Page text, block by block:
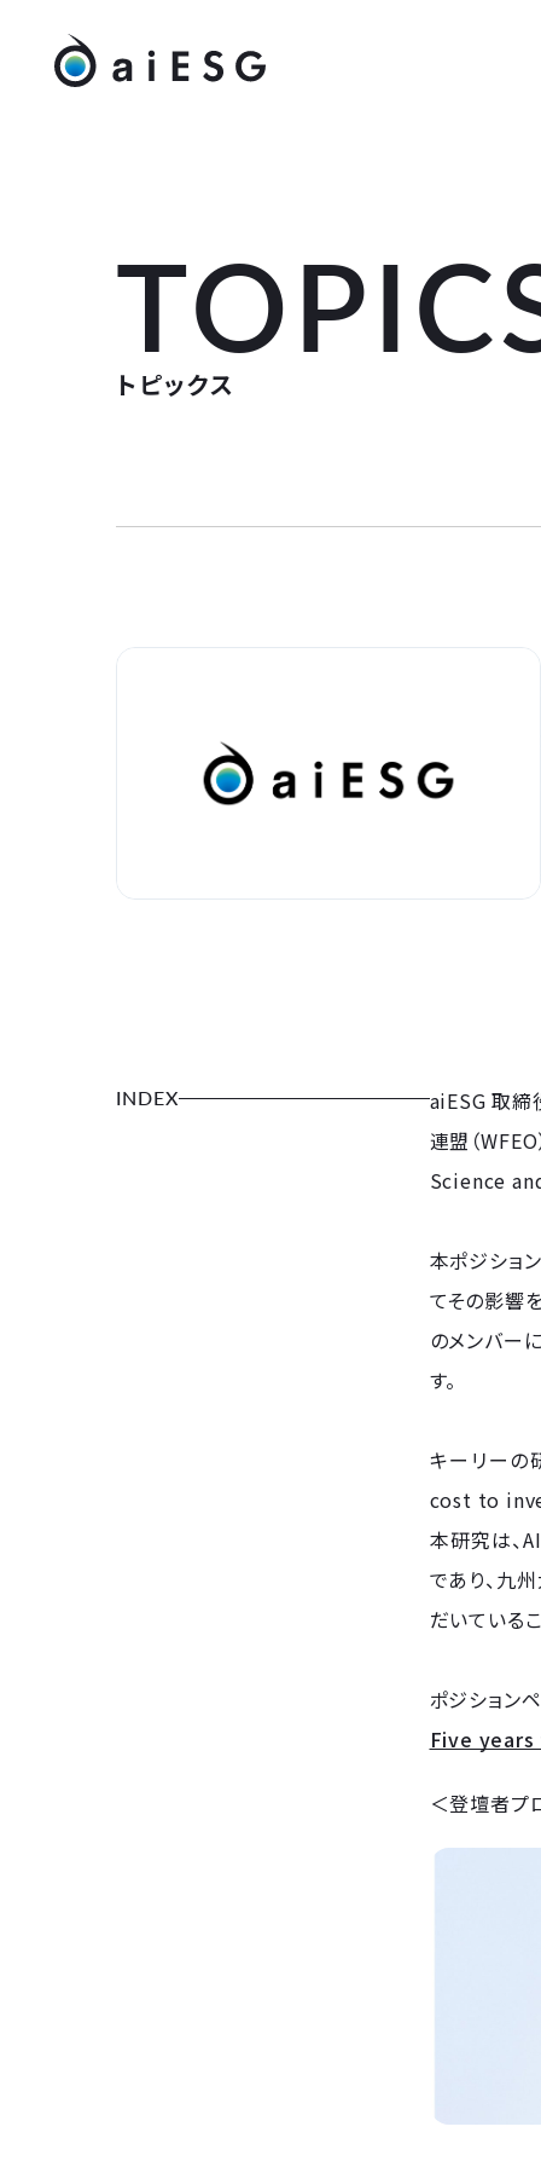
トピックス
INDEX
aiESG 取締
連盟（
Science
本ポジショ
てその影響
のメンバー
す。
キーリー
cost to
本研究は、
であり、九
だいている
ポジション
Five
＜登壇者プ